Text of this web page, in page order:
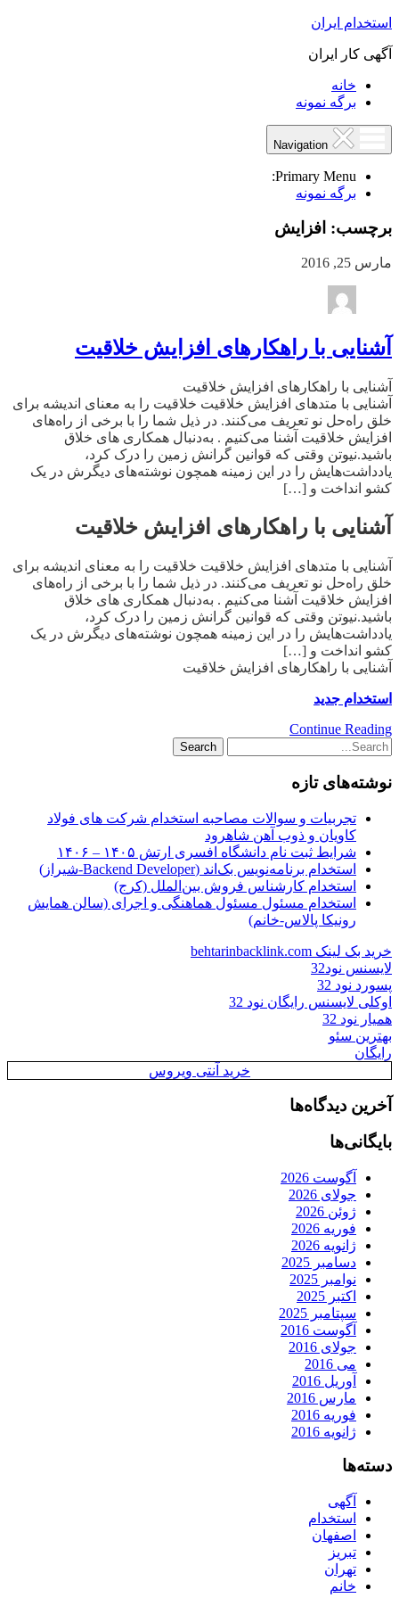
استخدام ایران
آگهی کار ایران
خانه
برگه نمونه
Primary Menu:
برگه نمونه
برچسب: افزایش
مارس 25, 2016
آشنایی با راهکارهای افزایش خلاقیت
آشنایی با راهکارهای افزایش خلاقیت
آشنایی با متدهای افزایش خلاقیت خلاقیت را به معنای اندیشه برای
خلق راه‌حل نو تعریف می‌کنند. در ذیل شما را با برخی از راه‌های
افزایش خلاقیت آشنا می‌کنیم . به‌دنبال همکاری های خلاق
باشید.نیوتن وقتی که قوانین گرانش زمین را درک کرد،
یادداشت‌هایش را در این زمینه همچون نوشته‌های دیگرش در یک
کشو انداخت و […]
آشنایی با راهکارهای افزایش خلاقیت
آشنایی با متدهای افزایش خلاقیت خلاقیت را به معنای اندیشه برای
خلق راه‌حل نو تعریف می‌کنند. در ذیل شما را با برخی از راه‌های
افزایش خلاقیت آشنا می‌کنیم . به‌دنبال همکاری های خلاق
باشید.نیوتن وقتی که قوانین گرانش زمین را درک کرد،
یادداشت‌هایش را در این زمینه همچون نوشته‌های دیگرش در یک
کشو انداخت و […]
آشنایی با راهکارهای افزایش خلاقیت
استخدام جدید
Continue Reading
نوشته‌های تازه
تجربیات و سوالات مصاحبه استخدام شرکت های فولاد
کاویان و ذوب آهن شاهرود
شرایط ثبت نام دانشگاه افسری ارتش ۱۴۰۵ – ۱۴۰۶
استخدام برنامه‌نویس بک‌اند (Backend Developer-شیراز)
استخدام کارشناس فروش بین‌الملل (کرج)
استخدام مسئول مسئول هماهنگی و اجرای (سالن همایش
رونیکا پالاس-خانم)
خرید بک لینک behtarinbacklink.com
لایسنس نود32
پسورد نود 32
اوکلی لایسنس رایگان نود 32
همیار نود 32
بهترین سئو
رایگان
خرید آنتی ویروس
آخرین دیدگاه‌ها
بایگانی‌ها
آگوست 2026
جولای 2026
ژوئن 2026
فوریه 2026
ژانویه 2026
دسامبر 2025
نوامبر 2025
اکتبر 2025
سپتامبر 2025
آگوست 2016
جولای 2016
می 2016
آوریل 2016
مارس 2016
فوریه 2016
ژانویه 2016
دسته‌ها
آگهی
استخدام
اصفهان
تبریز
تهران
خانم